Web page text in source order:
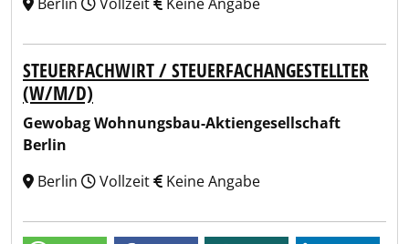
STEUERFACHWIRT / STEUERFACHANGESTELLTER
(W/M/D)
Gewobag Wohnungsbau-Aktiengesellschaft
Berlin
Berlin
Vollzeit Keine Angabe